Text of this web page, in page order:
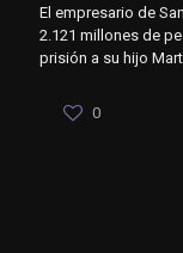
El empresario de
2.121 millones de
prisión a su hijo
0